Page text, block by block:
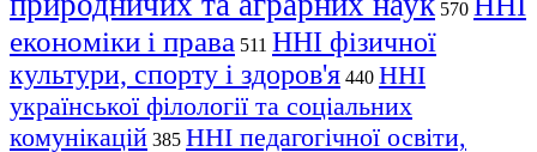
570
економіки і права 511 ННІ фізичної
культури, спорту і здоров'я 440 ННІ
української філології та соціальних
комунікацій 385 ННІ педагогічної освіти,